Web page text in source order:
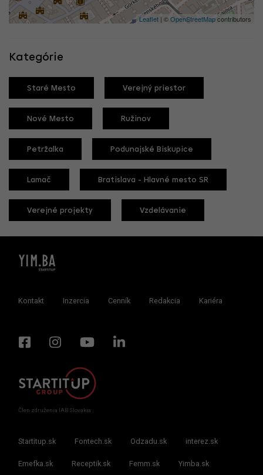
Leaflet | ©OpenStreetMapcontributors
Kategórie
Staré Mesto Verejný priestor
Nové Mesto Ružinov
Petržalka Podunajské Biskupice
Lamač Bratislava - Hlavné mesto SR
Verejné projekty Vzdelávanie
Kontakt Inzercia Cenník Redakcia Kariéra
Člen združenia IAB Slovakia
Startitup.sk Fontech.sk Odzadu.sk interez.sk
Emefka.sk Receptik.sk Femm.sk Yimba.sk